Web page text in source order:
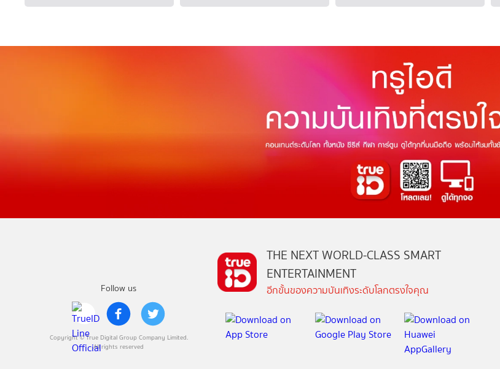
Follow us
Copyright © True Digital Group Company Limited.
All rights reserved
THE NEXT WORLD-CLASS SMART
ENTERTAINMENT
อีกขั้นของความบันเทิงระดับโลกตรงใจคุณ